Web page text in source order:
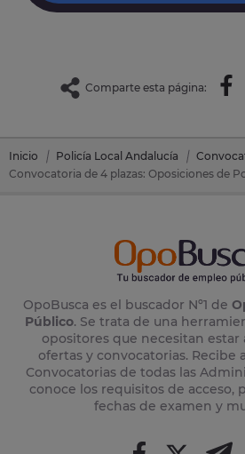
Comparte esta página:
Inicio Policía Local Andalucía
OpoBusca es el buscador Nº1 de
Público. Se trata de una
opositores que necesitan estar
ofertas y convocatorias. Recibe
Convocatorias de todas las
conoce los requisitos de acceso,
fechas de examen y